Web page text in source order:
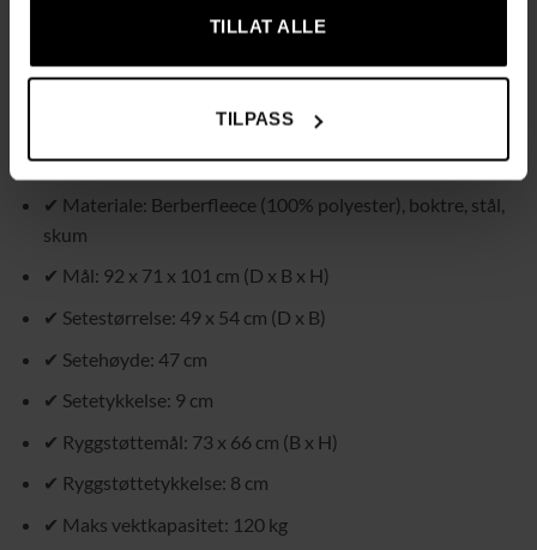
TILLAT ALLE
TILPASS
Tekniske spesifikasjoner:
✔ Farge: Rosa
✔ Materiale: Berberfleece (100% polyester), boktre, stål,
skum
✔ Mål: 92 x 71 x 101 cm (D x B x H)
✔ Setestørrelse: 49 x 54 cm (D x B)
✔ Setehøyde: 47 cm
✔ Setetykkelse: 9 cm
✔ Ryggstøttemål: 73 x 66 cm (B x H)
✔ Ryggstøttetykkelse: 8 cm
✔ Maks vektkapasitet: 120 kg